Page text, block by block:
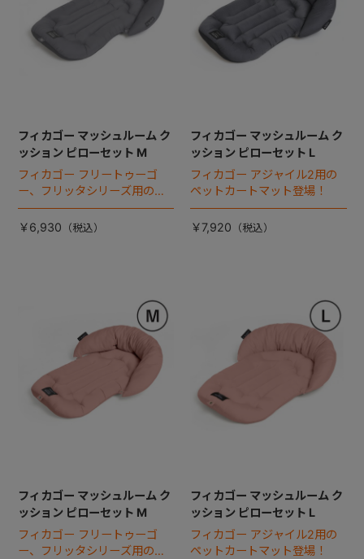
フィカゴー マッシュルーム ク
ッション ピローセット M
フィカゴー フリートゥーゴ
ー、フリッタシリーズ用のペ
ットカートマット登場！
￥6,930
フィカゴー マッシュルーム ク
ッション ピローセット L
フィカゴー アジャイル2用の
ペットカートマット登場！
￥7,920
フィカゴー マッシュルーム ク
ッション ピローセット M
フィカゴー フリートゥーゴ
ー、フリッタシリーズ用のペ
フィカゴー マッシュルーム ク
ッション ピローセット L
フィカゴー アジャイル2用の
ペットカートマット登場！